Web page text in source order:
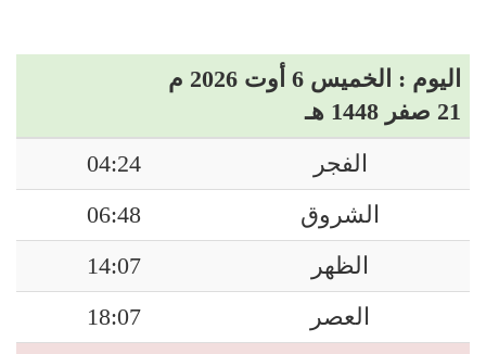
اليوم : الخميس 6 أوت 2026 م
21 صفر 1448 هـ
الفجر
04:24
الشروق
06:48
الظهر
14:07
العصر
18:07